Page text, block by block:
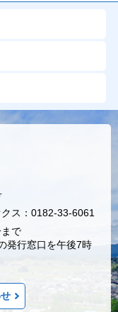
ス：0182-33-6061
で
発行窓口を午後7時